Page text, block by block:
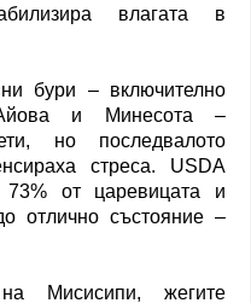
влагата в
бури – включително
и Минесота –
но последвалото
стреса. USDA
73% от царевицата и
отлично състояние –
Мисисипи, жегите